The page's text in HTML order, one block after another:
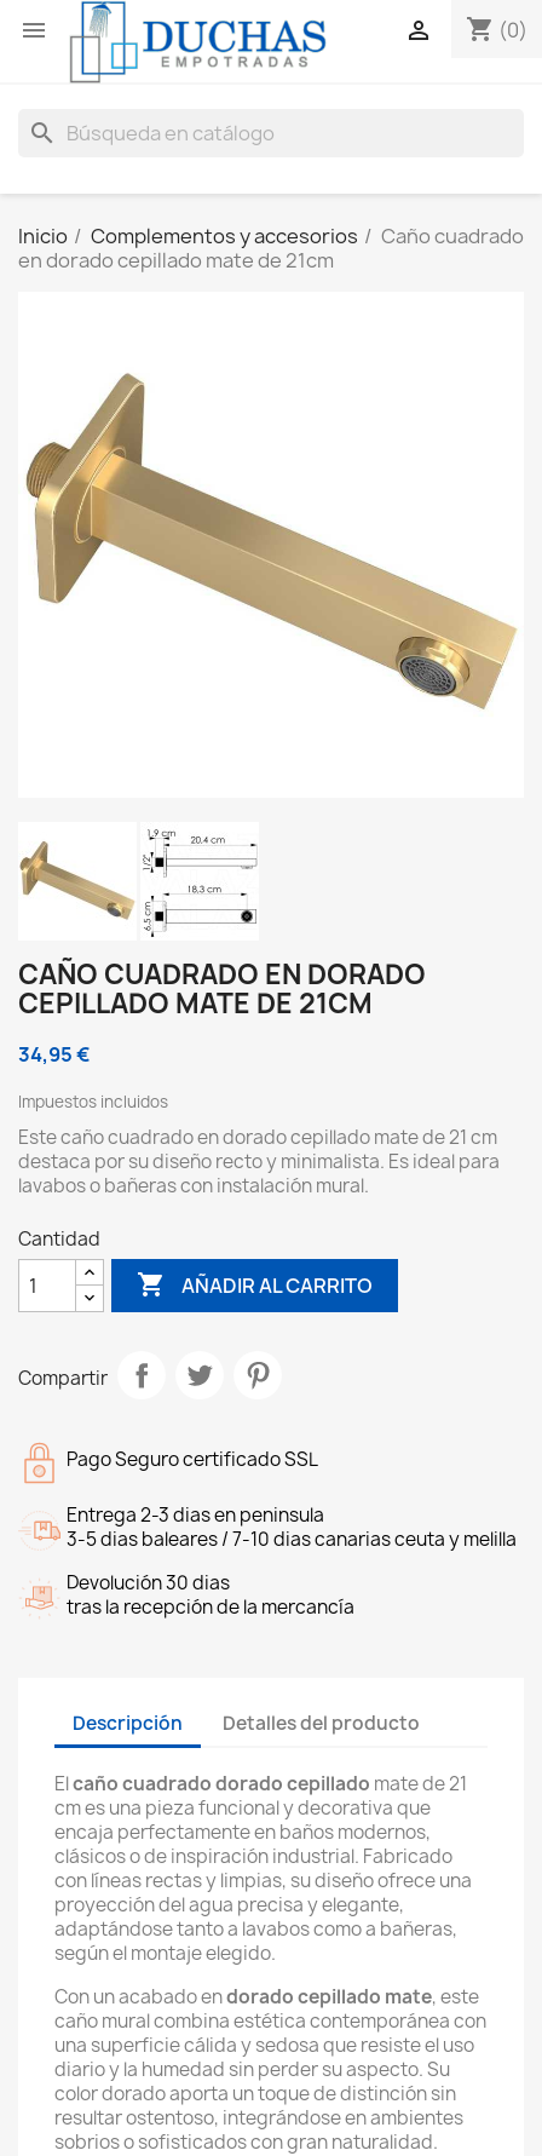
 shopping_cart (0)

search
Inicio Complementos y accesorios
Caño cuadrado
en dorado cepillado mate de 21cm
CAÑO CUADRADO EN DORADO
CEPILLADO MATE DE 21CM
34,95 €
Impuestos incluidos
Este caño cuadrado en dorado cepillado mate de 21 cm
destaca por su diseño recto y minimalista. Es ideal para
lavabos o bañeras con instalación mural.
Cantidad
 AÑADIR AL CARRITO
Compartir
Pago Seguro certificado SSL
Entrega 2-3 dias en peninsula
3-5 dias baleares / 7-10 dias canarias ceuta y melilla
Devolución 30 dias
tras la recepción de la mercancía
Descripción Detalles del producto
Elcaño cuadrado dorado cepillado mate de 21
cm es una pieza funcional y decorativa que
encaja perfectamente en baños modernos,
clásicos o de inspiración industrial. Fabricado
con líneas rectas y limpias, su diseño ofrece una
proyección del agua precisa y elegante,
adaptándose tanto a lavabos como a bañeras,
según el montaje elegido.
Con un acabado endorado cepillado mate, este
caño mural combina estética contemporánea con
una superficie cálida y sedosa que resiste el uso
diario y la humedad sin perder su aspecto. Su
color dorado aporta un toque de distinción sin
resultar ostentoso, integrándose en ambientes
sobrios o sofisticados con gran naturalidad.